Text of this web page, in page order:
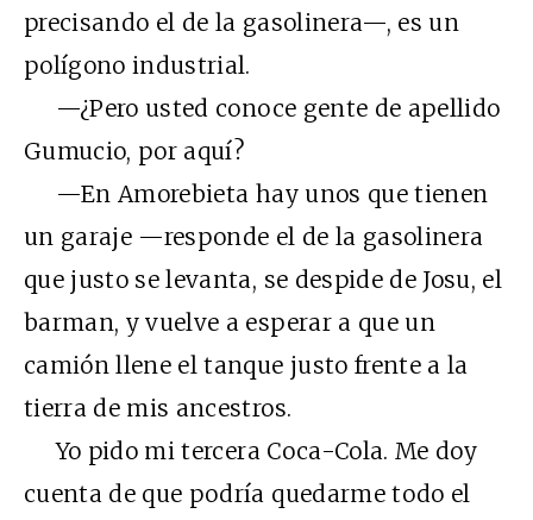
precisando el de la gasolinera—, es un
polígono industrial.
—¿Pero usted conoce gente de apellido
Gumucio, por aquí?
—En Amorebieta hay unos que tienen
un garaje —responde el de la gasolinera
que justo se levanta, se despide de Josu, el
barman, y vuelve a esperar a que un
camión llene el tanque justo frente a la
tierra de mis ancestros.
Yo pido mi tercera Coca-Cola. Me doy
cuenta de que podría quedarme todo el